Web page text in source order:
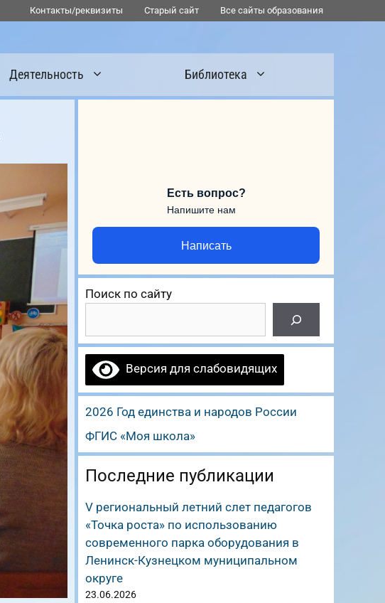
Контакты/реквизиты Старый сайт Все сайты образования
Деятельность Библиотека
Есть вопрос?
Напишите нам
Написать
Поиск по сайту
Версия для слабовидящих
2026 Год единства и народов России
ФГИС «Моя школа»
Последние публикации
V региональный летний слет педагогов
«Точка роста» по использованию
современного парка оборудования в
Ленинск-Кузнецком муниципальном
округе
23.06.2026